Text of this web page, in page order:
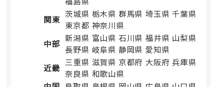
関東 茨城県 栃木県 群馬県 埼玉県 千葉県
東京都 神奈川県
中部 新潟県 富山県 石川県 福井県 山梨県
長野県 岐阜県 静岡県 愛知県
近畿 三重県 滋賀県 京都府 大阪府 兵庫県
奈良県 和歌山県